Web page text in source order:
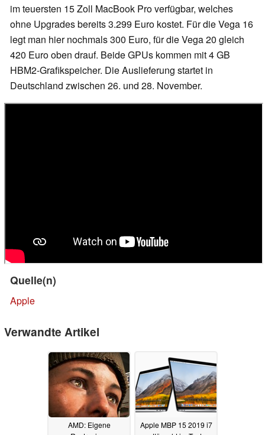
im teuersten 15 Zoll MacBook Pro verfügbar, welches
ohne Upgrades bereits 3.299 Euro kostet. Für die Vega 16
legt man hier nochmals 300 Euro, für die Vega 20 gleich
420 Euro oben drauf. Beide GPUs kommen mit 4 GB
HBM2-Grafikspeicher. Die Auslieferung startet in
Deutschland zwischen 26. und 28. November.
Quelle(n)
Apple
Verwandte Artikel
AMD: Eigene
Apple MBP 15 2019 i7